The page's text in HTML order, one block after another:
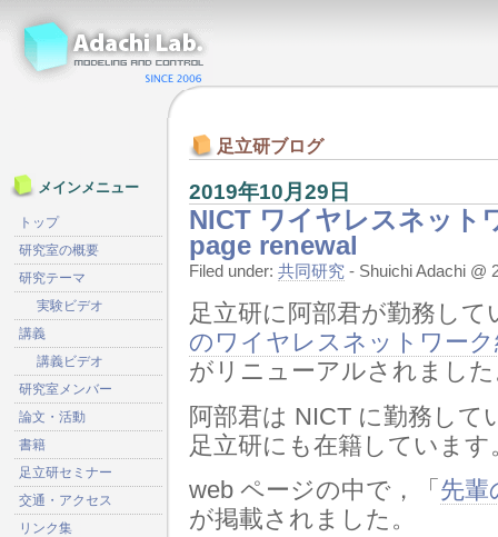
足立研ブログ
2019年10月29日
NICT ワイヤレスネット
page renewal
Filed under: 共同研究 - Shuichi Adachi @
足立研に阿部君が勤務し
のワイヤレスネットワー
がリニューアルされまし
阿部君は NICT に勤務し
足立研にも在籍しています
web ページの中で，「 先輩
が掲載されました。
メインメニュー
トップ
研究室の概要
研究テーマ
実験ビデオ
講義
講義ビデオ
研究室メンバー
論文・活動
書籍
足立研セミナー
交通・アクセス
リンク集